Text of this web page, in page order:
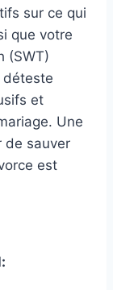
sur ce qui
que votre
(SWT)
déteste
et
Une
de sauver
est